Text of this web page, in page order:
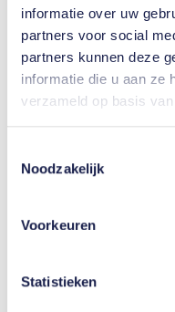
informatie over uw
partners voor social
partners kunnen deze
informatie die u aan ze
verzameld op basis
Noodzakelijk
Voorkeuren
Statistieken
Nederlands
Koninklijke
Koninklijke
Judo Bond
Verbond